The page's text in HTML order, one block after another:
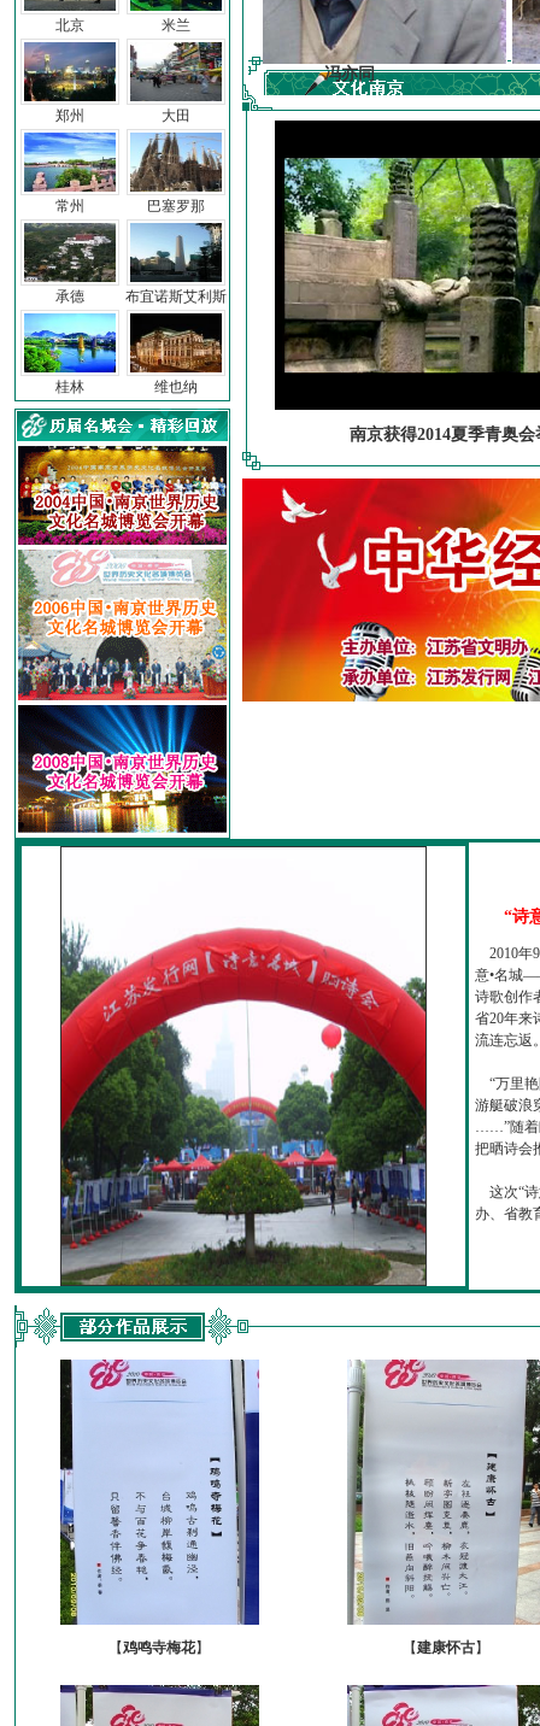
北京
郑州
常州
承德
桂林
米兰
大田
巴塞罗那
布宜诺斯艾利斯
维也纳
冯亦同
南京获得2014夏季青奥会
“诗
2010年
意•名城
诗歌创作
省20年来
流连忘返
“万里艳
游艇破浪
……”随着
把晒诗会
这次“诗
办、省教
【鸡鸣寺梅花】 【建康怀古】